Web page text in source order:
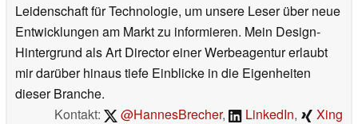
Leidenschaft für Technologie, um unsere Leser über neue
Entwicklungen am Markt zu informieren. Mein Design-
Hintergrund als Art Director einer Werbeagentur erlaubt
mir darüber hinaus tiefe Einblicke in die Eigenheiten
dieser Branche.
Kontakt:
@HannesBrecher, LinkedIn, Xing